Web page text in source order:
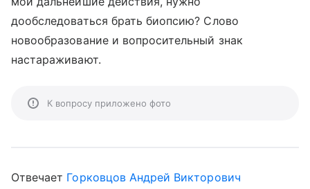
дообследоваться брать биопсию? Слово
новообразование и вопросительный знак
настараживают.
К вопросу приложено фото
Отвечает Горковцов Андрей Викторович